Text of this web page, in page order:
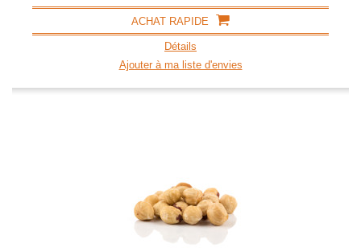
ACHAT RAPIDE
Détails
Ajouter à ma liste d'envies